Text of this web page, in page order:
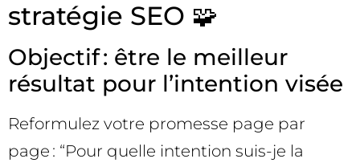
stratégie SEO 🧩
Objectif : être le meilleur
résultat pour l’intention visée
Reformulez votre promesse page par
page : “Pour quelle intention suis-je la